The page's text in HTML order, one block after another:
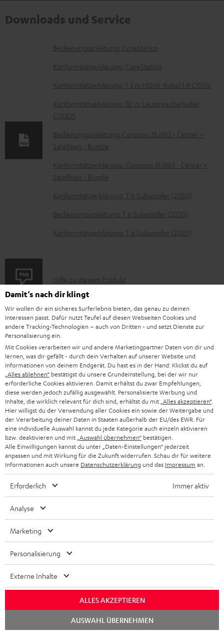
Downloads und Service
D
o
m
e
n
t
e
z
u
m
H
n
t
e
r
l
a
d
e
n
Bedienungsanleitung: CoreStation
Konformitätserklärung: CoreStation
Konformitätserklärung: 1,5 m HDMI-Kabel 1.4 C1515V
Konformitätserklärung: 30 m Lautsprecherkabel
C1030S
Bedienungsanleitung: Consono 35 Mk3 - Center +
Satelliten - Bundle
Konformitätserklärung: Consono 35 Mk3 - Center +
Satelliten - Bundle
Konformitätserklärung: T 6 Subwoofer (2020)
Bedienungsanleitung: T 6 Subwoofer (2020)
Konformitätserklärung: T 6 Subwoofer (2020)
P
r
o
d
u
k
t
F
A
Q
s
Hilfe zu diesem Produkt
I
n
f
o
r
m
a
t
i
o
n
n
z
r
G
a
r
Gesetzliche Gewährleistung
E
l
e
k
t
r
o
g
e
r
ä
t
e
R
ü
Elektrogeräte Rücknahme
A
u
d
i
-
L
e
x
i
Audio-Lexikon: Fachbegriffe schnell erklärt
K
n
t
a
k
t
Persönliche Kaufberatung
Teufel Support
Häufige Fragen
Kontakt
Store Finder
Erlebe unsere Produkte hautnah und lass dich
persönlich im Store beraten.
Damit‘s nach dir klingt
Wir wollen dir ein sicheres Surferlebnis bieten, das genau zu deinen
Interessen passt. Dafür nutzt Teufel auf diesen Webseiten Cookies und
andere Tracking-Technologien – auch von Dritten - und setzt Dienste zur
Personalisierung ein.
Mit Cookies verarbeiten wir und andere Marketingpartner Daten von dir und
lernen, was dir gefällt - durch dein Verhalten auf unserer Website und
Informationen von deinem Endgerät. Du hast es in der Hand: Klickst du auf
„Alles ablehnen“ bestätigst du unsere Grundeinstellung, bei der wir nur
erforderliche Cookies aktivieren. Damit erhältst du zwar Empfehlungen,
diese werden jedoch zufällig ausgewählt. Personalisierte Werbung und
Inhalte, die wirklich relevant für dich sind, erhältst du mit „Alles akzeptieren“.
Hier willigst du der Verwendung aller Cookies ein sowie der Weitergabe und
der Verarbeitung deiner Daten in Staaten außerhalb der EU/des EWR. Für
eine individuelle Auswahl kannst du jede Kategorie auch einzeln aktivieren
bzw. deaktivieren und mit „Auswahl übernehmen“ bestätigen.
Alle Einwilligungen kannst du unter „Daten-Einstellungen“ jederzeit
anpassen und mit Wirkung für die Zukunft widerrufen. Schau dir für weitere
Informationen auch unsere Datenschutzerklärung und das Impressum an.
Erforderlich Immer aktiv
Analyse
Marketing
Personalisierung
Externe Inhalte
ALLES AKZEPTIEREN
AUSWAHL ÜBERNEHMEN